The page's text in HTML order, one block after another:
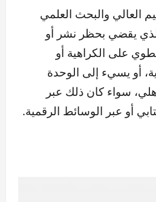
العالي والبحث العلمي
رقم 284 والذي يقضي بحظر نشر أو
على الكراهية أو
أو يسيء إلى الوحدة
سواء كان ذلك عبر
أو عبر الوسائط الرقمية.